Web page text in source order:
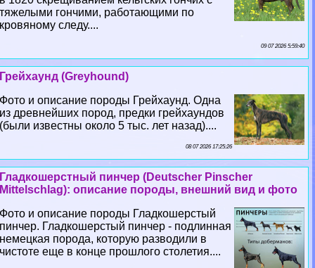
тяжелыми гончими, работающими по
кровяному следу....
09 07 2026 5:59:40
Грейхаунд (Greyhound)
Фото и описание породы Грейхаунд. Одна
из древнейших пород, предки грейхаундов
(были известны около 5 тыс. лет назад)....
08 07 2026 17:25:26
Гладкошерстный пинчер (Deutscher Pinscher
Mittelschlag): описание породы, внешний вид и фото
Фото и описание породы Гладкошерстый
пинчер. Гладкошерстый пинчер - подлинная
немецкая порода, которую разводили в
чистоте еще в конце прошлого столетия....